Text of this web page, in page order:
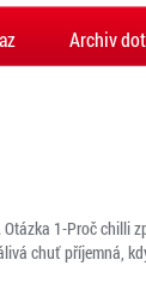
Archiv
1-Proč
chuť příjemná,